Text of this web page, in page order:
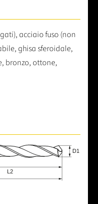
acciaio fuso (non
ghisa sferoidale,
bronzo, ottone,